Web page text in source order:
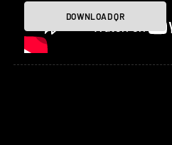
DOWNLOAD QR